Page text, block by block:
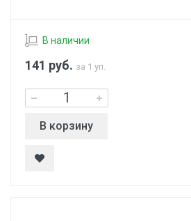
В наличии
141 руб. за 1 уп.
В корзину